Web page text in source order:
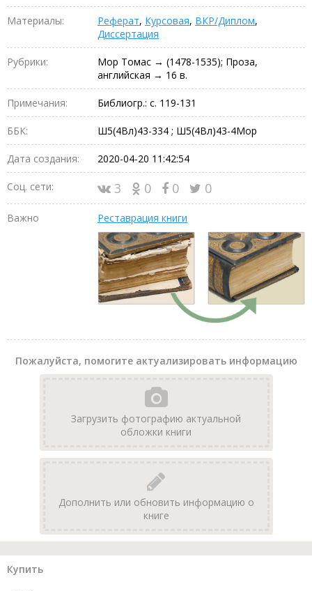
Материалы: Реферат, Курсовая, ВКР/Диплом,
Диссертация
Рубрики:
Мор Томас → (1478-1535); Проза,
английская → 16 в.
Примечания: Библиогр.: с. 119-131
ББК: Ш5(4Вл)43-334 ; Ш5(4Вл)43-4Мор
Дата создания: 2020-04-20 11:42:54
Соц. сети: 3 0 0 0
Важно Реставрация книги
Пожалуйста, помогите актуализировать информацию
Загрузить фотографию актуальной
обложки книги
Дополнить или обновить информацию о
книге
Купить